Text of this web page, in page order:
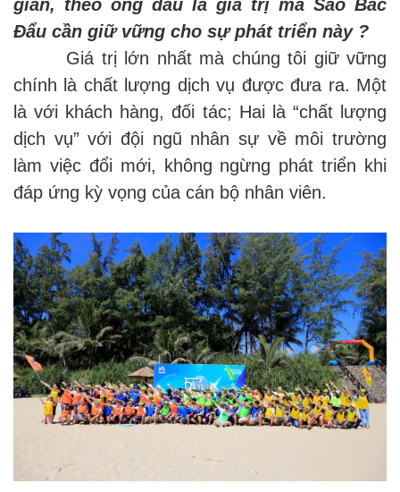
giản, theo ông đâu là giá trị mà Sao Bắc
Đẩu cần giữ vững cho sự phát triển này ?
Giá trị lớn nhất mà chúng tôi giữ vững
chính là chất lượng dịch vụ được đưa ra. Một
là với khách hàng, đối tác; Hai là “chất lượng
dịch vụ” với đội ngũ nhân sự về môi trường
làm việc đổi mới, không ngừng phát triển khi
đáp ứng kỳ vọng của cán bộ nhân viên.